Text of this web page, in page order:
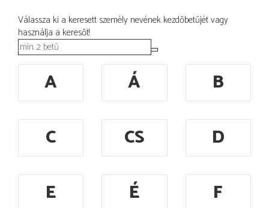
Válassza ki a keresett személy nevének kezdőbetűjét vagy
használja a keresőt!
A Á
B
C
CS
D
E
É
F